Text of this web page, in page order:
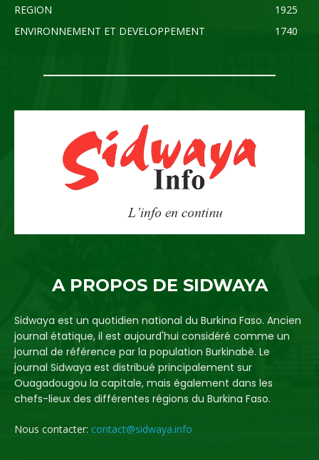
REGION
1925
ENVIRONNEMENT ET DEVELOPPEMENT
1740
A PROPOS DE SIDWAYA
Sidwaya est un quotidien national du Burkina Faso. Ancien
journal étatique, il est aujourd'hui considéré comme un
journal de référence par la population Burkinabè. Le
journal Sidwaya est distribué principalement sur
Ouagadougou la capitale, mais également dans les
chefs-lieux des différentes régions du Burkina Faso.
Nous contacter: contact@sidwaya.info